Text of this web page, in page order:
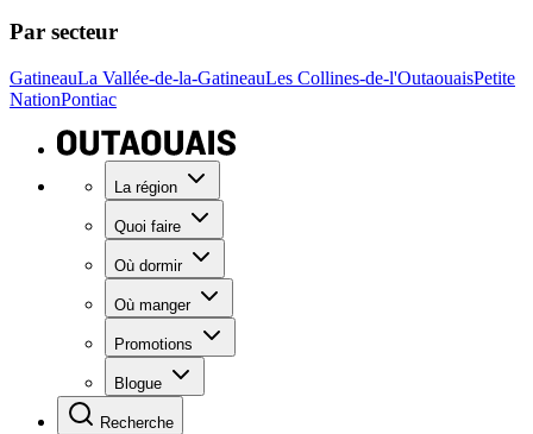
Par secteur
GatineauLa Vallée-de-la-GatineauLes Collines-de-l'OutaouaisPetite
NationPontiac
La région
Quoi faire
Où dormir
Où manger
Promotions
Blogue
Recherche